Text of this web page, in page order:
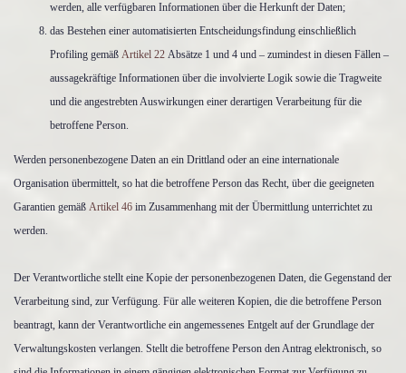
werden, alle verfügbaren Informationen über die Herkunft der Daten;
das Bestehen einer automatisierten Entscheidungsfindung einschließlich
Profiling gemäß Artikel 22 Absätze 1 und 4 und – zumindest in diesen Fällen –
aussagekräftige Informationen über die involvierte Logik sowie die Tragweite
und die angestrebten Auswirkungen einer derartigen Verarbeitung für die
betroffene Person.
Werden personenbezogene Daten an ein Drittland oder an eine internationale
Organisation übermittelt, so hat die betroffene Person das Recht, über die geeigneten
Garantien gemäß Artikel 46 im Zusammenhang mit der Übermittlung unterrichtet zu
werden.
Der Verantwortliche stellt eine Kopie der personenbezogenen Daten, die Gegenstand der
Verarbeitung sind, zur Verfügung. Für alle weiteren Kopien, die die betroffene Person
beantragt, kann der Verantwortliche ein angemessenes Entgelt auf der Grundlage der
Verwaltungskosten verlangen. Stellt die betroffene Person den Antrag elektronisch, so